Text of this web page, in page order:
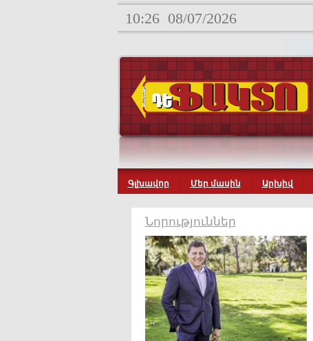
10:26 08/07/2026
Գլխավոր Մեր մասին Արխիվ
Նորություններ